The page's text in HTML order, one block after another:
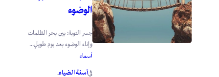
الوضوء
جسر التوبة: بين بحر الظلمات
وإناء الوضوء بعد يوم طويلٍ...
أسماء
فيأسنة الضياء.